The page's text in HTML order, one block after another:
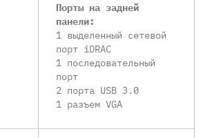
Порты на задней
панели:
1 выделенный сетевой
порт iDRAC
1 последовательный
порт
2 порта USB 3.0
1 разъем VGA